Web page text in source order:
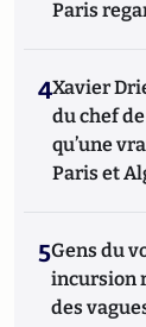
Paris
4Xavier
du chef
qu’une
Paris et
5Gens du
incursion
des